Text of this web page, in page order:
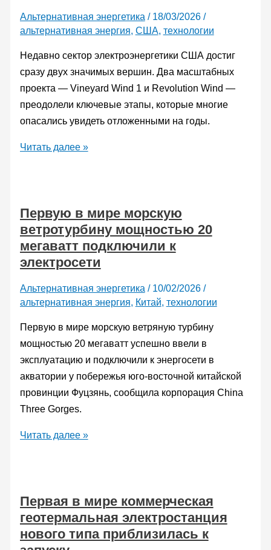
для
хранения
возобновляемой
энергии
Альтернативная энергетика / 18/03/2026 /
альтернативная энергия, США, технологии
Недавно сектор электроэнергетики США достиг
сразу двух значимых вершин. Два масштабных
проекта — Vineyard Wind 1 и Revolution Wind —
преодолели ключевые этапы, которые многие
опасались увидеть отложенными на годы.
Новый
достроили
крупнейшую
в
стране
ветроэлектростанцию
Читать далее »
Первую в мире морскую
ветротурбину мощностью 20
мегаватт подключили к
электросети
Альтернативная энергетика / 10/02/2026 /
альтернативная энергия, Китай, технологии
Первую в мире морскую ветряную турбину
мощностью 20 мегаватт успешно ввели в
эксплуатацию и подключили к энергосети в
акватории у побережья юго-восточной китайской
провинции Фуцзянь, сообщила корпорация China
Three Gorges.
Первую
ветротурбину
мощностью
20
Читать далее »
Первая в мире коммерческая
геотермальная электростанция
нового типа приблизилась к